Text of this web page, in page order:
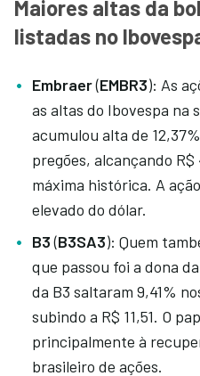
Maiores altas da
listadas no
Embraer(EMBR3): As
as altas do Ibovespa na
acumulou alta de
pregões, alcançando
máxima histórica. A
elevado do dólar.
B3(B3SA3): Quem
que passou foi a dona
da B3 saltaram 9,41%
subindo a R$ 11,51. O
principalmente à
brasileiro de ações.